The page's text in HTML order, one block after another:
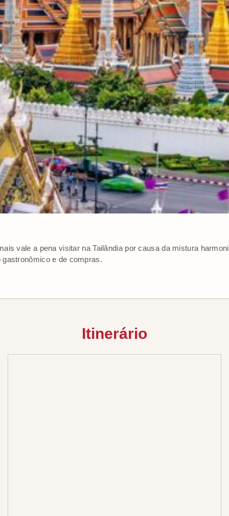
vale a pena visitar na Tailândia por causa da mistura
e de compras.
Itinerário